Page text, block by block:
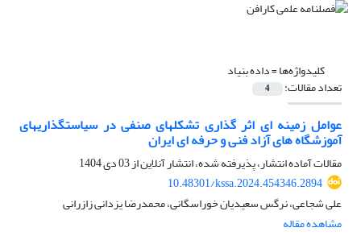
کلیدواژه‌ها =داده بنیاد
تعداد مقالات: 4
عوامل زمینه ای اثر گذاری تشکلهای صنفی در سیاستگذاریهای
آموزشگاه های آزاد فنی و حرفه ای ایران
مقالات آماده انتشار، پذیرفته شده، انتشار آنلاین از03 دی 1404
10.48301/kssa.2024.454346.2894
علی شجاعی، نرگس سعیدیان خوراسگانی، محمدرضا یزدانی زازرانی
مشاهده مقاله